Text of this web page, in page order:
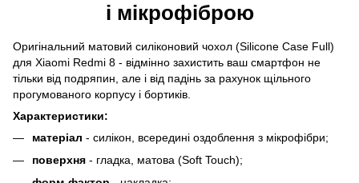
і мікрофіброю
Оригінальний матовий силіконовий чохол (Silicone Case Full)
для Xiaomi Redmi 8 - відмінно захистить ваш смартфон не
тільки від подряпин, але і від падінь за рахунок щільного
прогумованого корпусу і бортиків.
Характеристики:
матеріал - силікон, всередині оздоблення з мікрофібри;
поверхня - гладка, матова (Soft Touch);